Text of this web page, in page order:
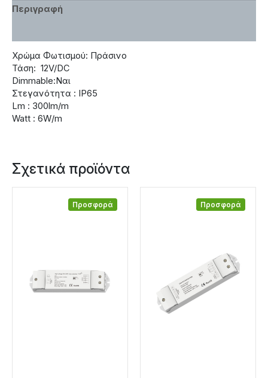
Περιγραφή
Χρώμα Φωτισμού: Πράσινο
Τάση: 12V/DC
Dimmable:Ναι
Στεγανότητα : IP65
Lm : 300lm/m
Watt : 6W/m
Σχετικά προϊόντα
Προσφορά Προσφορά